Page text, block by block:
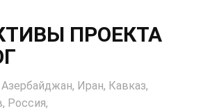
ПРОЕКТА
Азербайджан, Иран, Кавказ,
Россия,